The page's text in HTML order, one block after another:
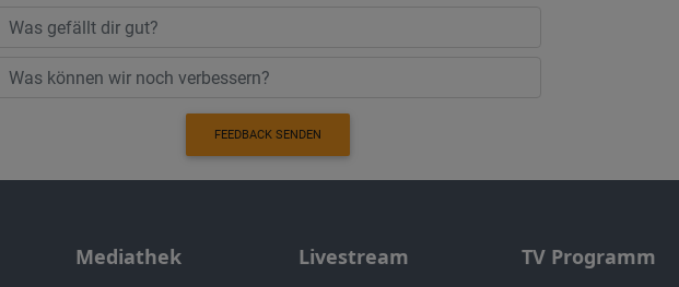
FEEDBACK SENDEN
Mediathek Livestream TV Programm